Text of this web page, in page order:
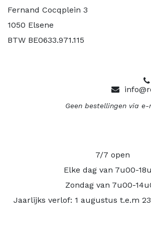
Fernand Cocqplein 3
1050 Elsene
BTW BE0633.971.115
Geen bestellingen via
7/7 open
Elke dag van 7u00-
Zondag van 7u00-
Jaarlijks verlof: 1 augustus t.e.m